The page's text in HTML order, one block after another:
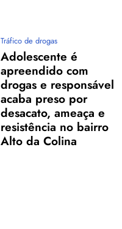
Tráfico de drogas
Adolescente é
apreendido com
drogas e responsável
acaba preso por
desacato, ameaça e
resistência no bairro
Alto da Colina